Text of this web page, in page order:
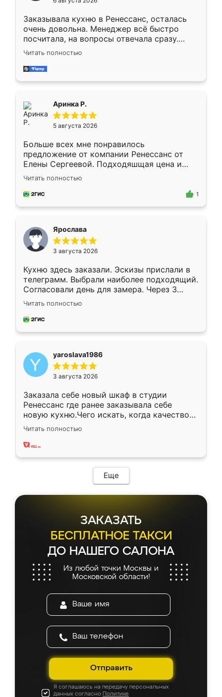
мебели буду заказывать только здесь.
Заказывала кухню в Ренессанс, осталась
очень довольна. Менеджер всё быстро
посчитала, на вопросы отвечала сразу.
Замерщик приехал в субботу, подошёл к
делу со всей ответственностью. Собрали
за день, ребята работали аккуратно, даже
Читать полностью
Аринка Р.
5 августа 2026
Больше всех мне понравилось
предложение от компании Ренессанс от
Елены Сергеевой. Подходяшщая цена и
короткие сроки изготовления. Приехавший
для замера сотрудник Владислав
предложил по моему эскизу самый
Читать полностью
1
Ярослава
3 августа 2026
Кухню здесь заказали. Эскизы прислали в
телеграмм. Выбрали наиболее подходящий.
Согласовали день для замера. Через 3
недели кухня была уже готова. Остались
довольны работой. Спасибо Ренессанс
мебель за качественную работу!
Читать полностью
yaroslava1986
3 августа 2026
Заказала себе новый шкаф в студии
Ренессанс где ранее заказывала себе
новую кухню.Чего искать, когда качеством
вполне довольна. Служит кухня уже почти
два года, нареканий нет.
Читать полностью
Еще
ЗАКАЗАТЬ
БЕСПЛАТНОЕ ТАКСИ
ДО НАШЕГО САЛОНА
Из любой точки Москвы и
Московской области!
Отправить
Я соглашаюсь на передачу персональных
данных согласно Политике